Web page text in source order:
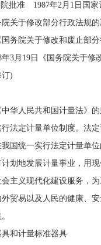
院批准 1987年2月1日国
院关于修改部分行政法规
国务院关于修改和废止部
3月19日《国务院关于修
)
人民共和国计量法》的
定计量单位制度。法定
国统一实行法定计量单位
地发展计量事业，用现
主义现代化建设服务，
贸易以及人民的健康、
和计量标准器具